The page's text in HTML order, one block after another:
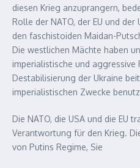
diesen Krieg anzuprangern,
Rolle der NATO, der EU und der
den faschistoiden Maidan-
Die westlichen Mächte haben
imperialistische und aggressive
Destabilisierung der Ukraine
imperialistischen Zwecke
Die NATO, die USA und die EU
Verantwortung für den Krieg.
von Putins Regime, Sie